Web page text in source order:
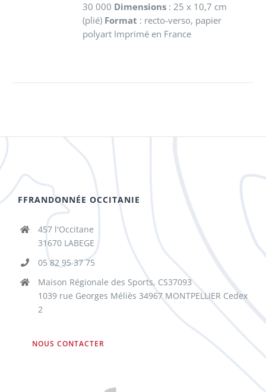
30 000 Dimensions : 25 x 10,7 cm
(plié) Format : recto-verso, papier
polyart Imprimé en France
FFRANDONNÉE OCCITANIE
457 l'Occitane
31670 LABEGE
05 82 95 37 75
Maison Régionale des Sports, CS37093
1039 rue Georges Méliès 34967 MONTPELLIER Cedex
2
NOUS CONTACTER